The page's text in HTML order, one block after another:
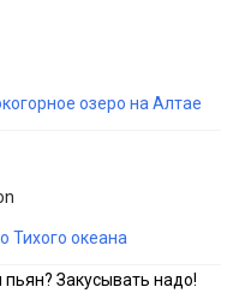
озеро на Алтае
Тихого океана
Закусывать надо!